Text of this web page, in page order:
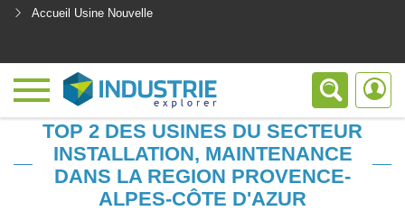
Accueil Usine Nouvelle
TOP 2 DES USINES DU SECTEUR
INSTALLATION, MAINTENANCE
DANS LA REGION PROVENCE-
ALPES-CÔTE D'AZUR